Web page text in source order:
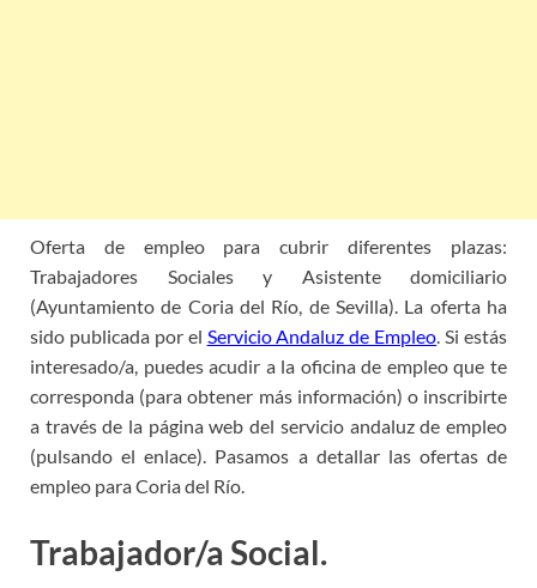
Oferta de empleo para cubrir diferentes plazas:
Trabajadores Sociales y Asistente domiciliario
(Ayuntamiento de Coria del Río, de Sevilla). La oferta ha
sido publicada por el Servicio Andaluz de Empleo . Si estás
interesado/a, puedes acudir a la oficina de empleo que te
corresponda (para obtener más información) o inscribirte
a través de la página web del servicio andaluz de empleo
(pulsando el enlace). Pasamos a detallar las ofertas de
empleo para Coria del Río.
Trabajador/a Social.